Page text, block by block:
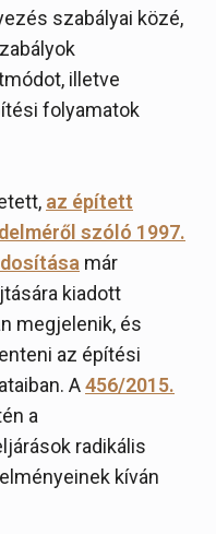
szabályai közé,
illetve
folyamatok
az épített
szóló 1997.
már
kiadott
megjelenik, és
az építési
A456/2015.
a
radikális
kíván